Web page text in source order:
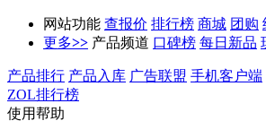
网站功能 查报价 排行榜 商城 团购
更多>> 产品频道 口碑榜 每日新品
产品排行 产品入库 广告联盟 手机客户端
ZOL排行榜
使用帮助